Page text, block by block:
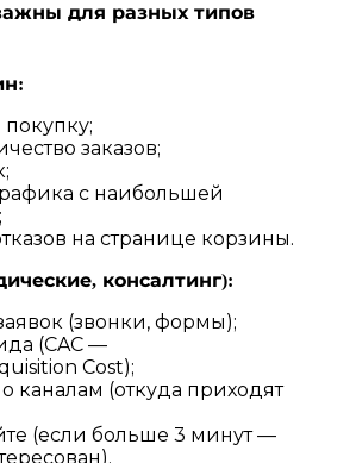
для разных типов
заказов;
с наибольшей
на странице корзины.
консалтинг):
(звонки, формы);
(CAC —
Cost);
каналам (откуда приходят
(если больше 3 минут —